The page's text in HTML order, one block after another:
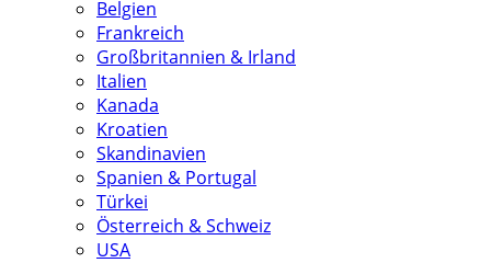
Belgien
Frankreich
Großbritannien & Irland
Italien
Kanada
Kroatien
Skandinavien
Spanien & Portugal
Türkei
Österreich & Schweiz
USA